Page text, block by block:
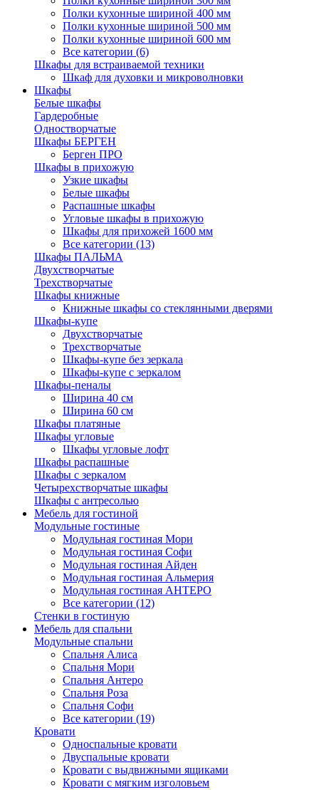
Полки кухонные шириной 400 мм
Полки кухонные шириной 500 мм
Полки кухонные шириной 600 мм
Все категории (6)
Шкафы для встраиваемой техники
Шкаф для духовки и микроволновки
Шкафы
Белые шкафы
Гардеробные
Одностворчатые
Шкафы БЕРГЕН
Берген ПРО
Шкафы в прихожую
Узкие шкафы
Белые шкафы
Распашные шкафы
Угловые шкафы в прихожую
Шкафы для прихожей 1600 мм
Все категории (13)
Шкафы ПАЛЬМА
Двухстворчатые
Трехстворчатые
Шкафы книжные
Книжные шкафы со стеклянными дверями
Шкафы-купе
Двухстворчатые
Трехстворчатые
Шкафы-купе без зеркала
Шкафы-купе с зеркалом
Шкафы-пеналы
Ширина 40 см
Ширина 60 см
Шкафы платяные
Шкафы угловые
Шкафы угловые лофт
Шкафы распашные
Шкафы с зеркалом
Четырехстворчатые шкафы
Шкафы с антресолью
Мебель для гостиной
Модульные гостиные
Модульная гостиная Мори
Модульная гостиная Софи
Модульная гостиная Айден
Модульная гостиная Альмерия
Модульная гостиная АНТЕРО
Все категории (12)
Стенки в гостиную
Мебель для спальни
Модульные спальни
Спальня Алиса
Спальня Мори
Спальня Антеро
Спальня Роза
Спальня Софи
Все категории (19)
Кровати
Односпальные кровати
Двуспальные кровати
Кровати с выдвижными ящиками
Кровати с мягким изголовьем